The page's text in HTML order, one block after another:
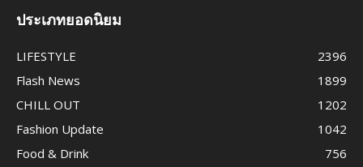
ประเภทยอดนิยม
LIFESTYLE
2396
Flash News
1899
CHILL OUT
1202
Fashion Update
1042
Food & Drink
756